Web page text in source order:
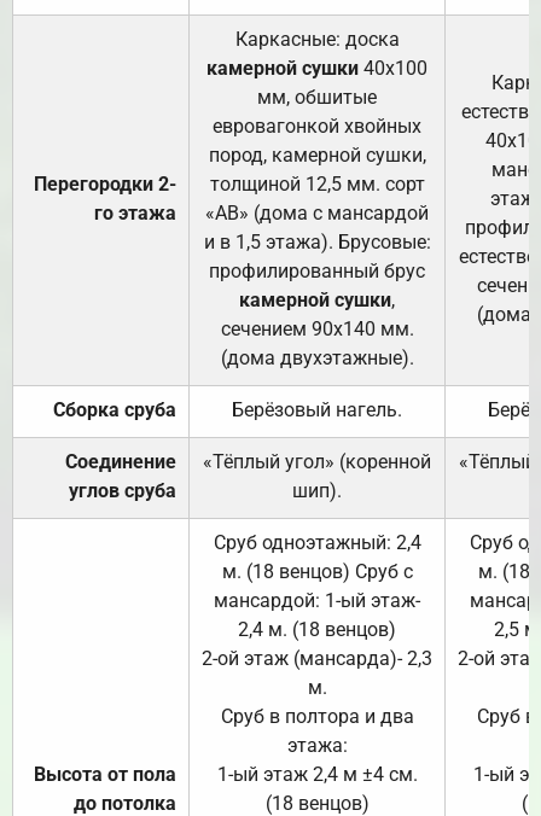
Перегородки 2-
го этажа
Каркасные: доска
камерной сушки 40х100
мм, обшитые
евровагонкой хвойных
пород, камерной сушки,
толщиной 12,5 мм. сорт
«АВ» (дома с мансардой
и в 1,5 этажа). Брусовые:
профилированный брус
камерной сушки,
сечением 90х140 мм.
(дома двухэтажные).
(дома
Сборка сруба Берёзовый нагель.
Соединение
углов сруба
«Тёплый угол» (коренной
шип).
«Тёплый
Высота от пола
до потолка
Сруб одноэтажный: 2,4
м. (18 венцов) Сруб с
мансардой: 1-ый этаж-
2,4 м. (18 венцов)
2-ой этаж (мансарда)- 2,3
м.
Сруб в полтора и два
этажа:
1-ый этаж 2,4 м ±4 см.
(18 венцов)
Сруб
м. (18
2,5
2-ой
Сруб
1-ый